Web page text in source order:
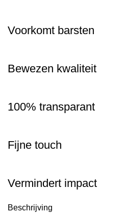
Voorkomt barsten
Bewezen kwaliteit
100% transparant
Fijne touch
Vermindert impact
Beschrijving